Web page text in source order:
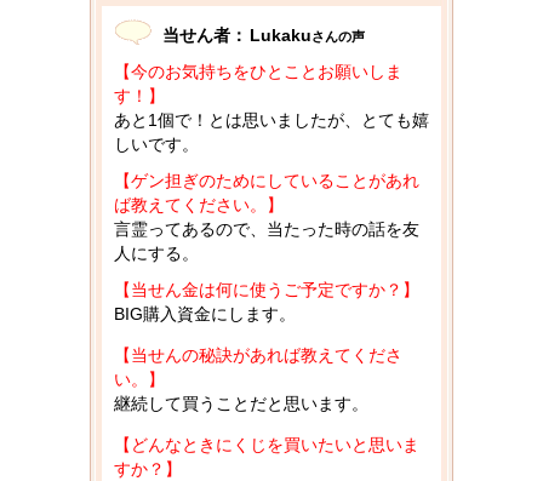
当せん者： Lukakuさんの声
【今のお気持ちをひとことお願いしま
す！】
あと1個で！とは思いましたが、とても嬉
しいです。
【ゲン担ぎのためにしていることがあれ
ば教えてください。】
言霊ってあるので、当たった時の話を友
人にする。
【当せん金は何に使うご予定ですか？】
BIG購入資金にします。
【当せんの秘訣があれば教えてくださ
い。】
継続して買うことだと思います。
【どんなときにくじを買いたいと思いま
すか？】